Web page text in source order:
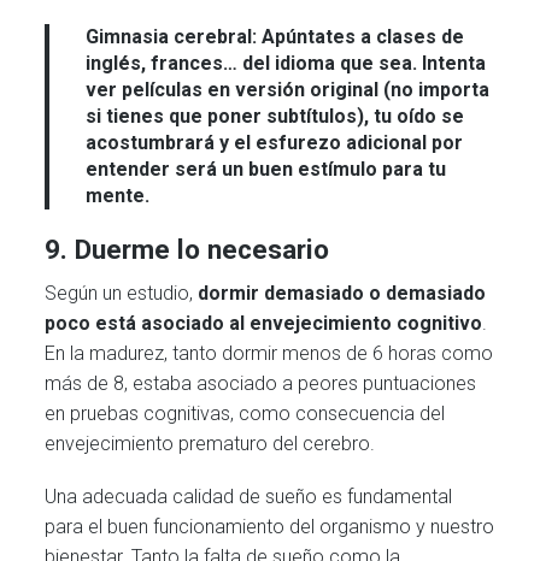
Gimnasia cerebral:Apúntates a clases de
inglés, frances… del idioma que sea. Intenta
ver películas en versión original (no importa
si tienes que poner subtítulos), tu oído se
acostumbrará y el esfurezo adicional por
entender será un buen estímulo para tu
mente.
9. Duerme lo necesario
Según un estudio, dormir demasiado o demasiado
poco está asociado al envejecimiento cognitivo
En la madurez, tanto dormir menos de 6 horas como
más de 8, estaba asociado a peores puntuaciones
en pruebas cognitivas, como consecuencia del
envejecimiento prematuro del cerebro.
Una adecuada calidad de sueño es fundamental
para el buen funcionamiento del organismo y nuestro